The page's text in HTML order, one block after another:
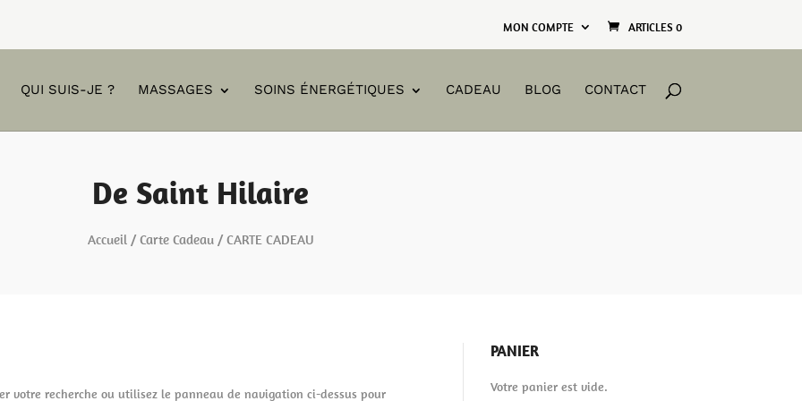
MON COMPTE ARTICLES 0
QUI SUIS-JE ? MASSAGES SOINS ÉNERGÉTIQUES CADEAU BLOG CONTACT
De Saint Hilaire
Accueil/Carte Cadeau/ CARTE CADEAU
votre recherche ou utilisez le panneau de navigation ci-dessus pour
PANIER
Votre panier est vide.